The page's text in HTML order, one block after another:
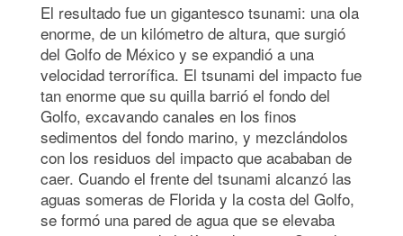
El resultado fue un gigantesco tsunami: una ola
enorme, de un kilómetro de altura, que surgió
del Golfo de México y se expandió a una
velocidad terrorífica. El tsunami del impacto fue
tan enorme que su quilla barrió el fondo del
Golfo, excavando canales en los finos
sedimentos del fondo marino, y mezclándolos
con los residuos del impacto que acababan de
caer. Cuando el frente del tsunami alcanzó las
aguas someras de Florida y la costa del Golfo,
se formó una pared de agua que se elevaba